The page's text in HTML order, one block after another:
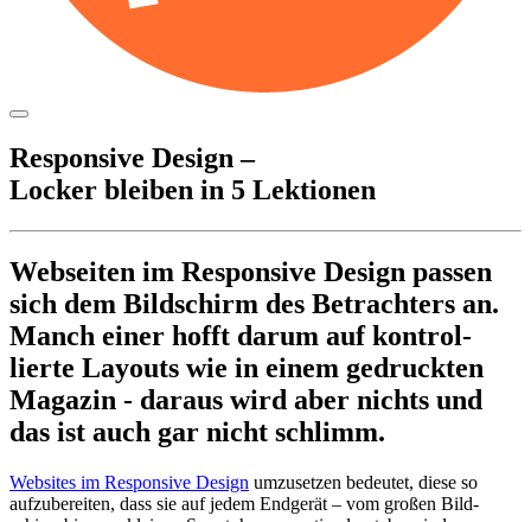
Zum
springen
Respon­sive Design –
Locker bleiben in 5 Lektionen
Webseiten im Respon­sive Design passen
sich dem Bild­schirm des Betrach­ters an.
Manch einer hofft darum auf kontrol­
lierte Layouts wie in einem gedruckten
Magazin - daraus wird aber nichts und
das ist auch gar nicht schlimm.
Websites im Respon­sive Design umzu­setzen bedeutet, diese so
aufzu­be­reiten, dass sie auf jedem Endgerät – vom großen Bild­